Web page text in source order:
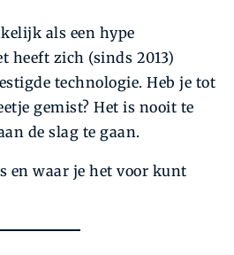
als een hype
heeft zich (sinds 2013)
technologie. Heb je tot
gemist? Het is nooit te
de slag te gaan.
en waar je het voor kunt